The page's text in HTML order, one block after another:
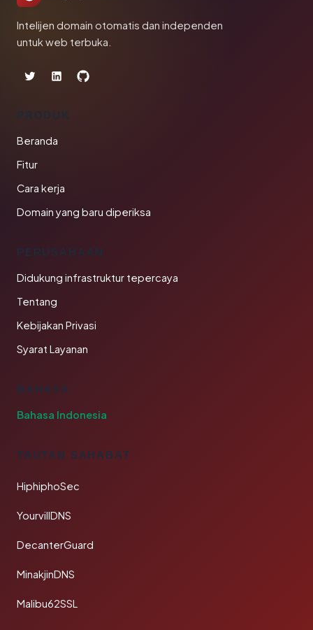
Intelijen domain otomatis dan independen
untuk web terbuka.
PRODUK
Beranda
Fitur
Cara kerja
Domain yang baru diperiksa
PERUSAHAAN
Didukung infrastruktur tepercaya
Tentang
Kebijakan Privasi
Syarat Layanan
BAHASA
Bahasa Indonesia
TAUTAN SAHABAT
HiphiphoSec
YourvillDNS
DecanterGuard
MinakjinDNS
Malibu62SSL